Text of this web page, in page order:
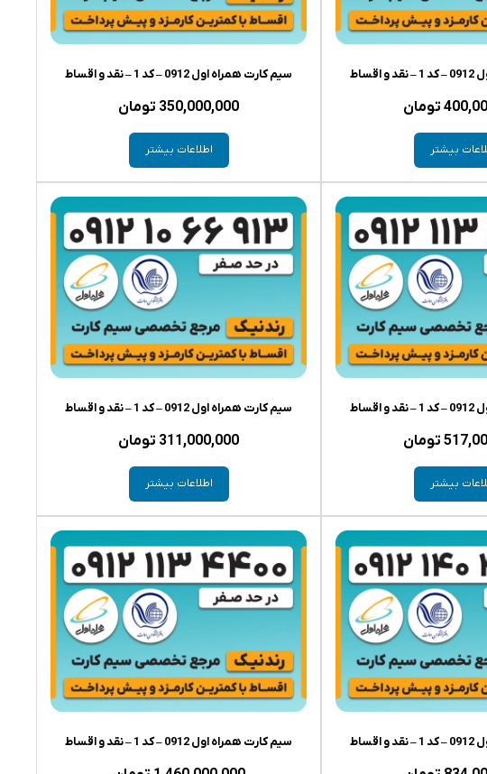
تومان
بیشتر
سیم کارت همراه اول 0912 – کد 1 – نقد و اقساط
350,000,000 تومان
اطلاعات بیشتر
تومان
بیشتر
سیم کارت همراه اول 0912 – کد 1 – نقد و اقساط
311,000,000 تومان
اطلاعات بیشتر
سیم کارت همراه اول 0912 – کد 1 – نقد و اقساط